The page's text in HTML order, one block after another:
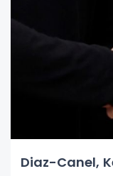
Diaz-Canel,